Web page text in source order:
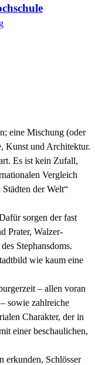
eine Mischung (oder
Kunst und Architektur.
Es ist kein Zufall,
Vergleich
der Welt“
sorgen der fast
Prater, Walzer-
Stephansdoms.
wie kaum eine
– allen voran
sowie zahlreiche
Charakter, der in
einer beschaulichen,
erkunden, Schlösser